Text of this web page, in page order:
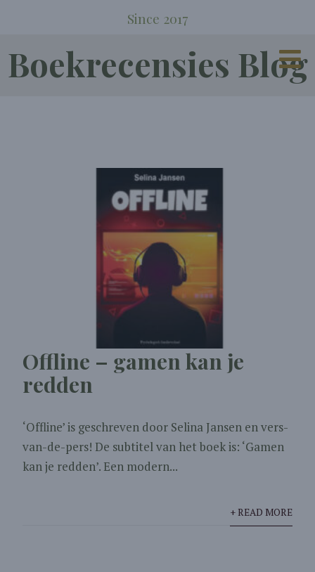
Since 2017
Boekrecensies Blog
Offline – gamen kan je
redden
‘Offline’ is geschreven door Selina Jansen en vers-
van-de-pers! De subtitel van het boek is: ‘Gamen
kan je redden’. Een modern...
+ READ MORE